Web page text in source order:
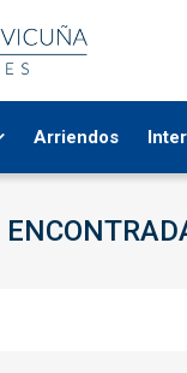
Arriendos